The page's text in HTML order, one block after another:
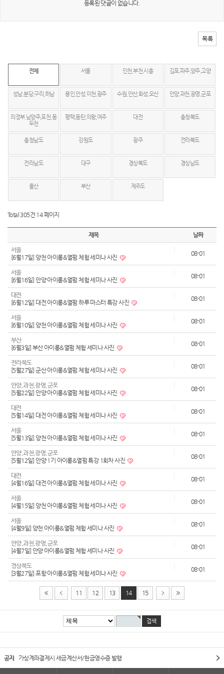
등록된 댓글이 없습니다.
목록
전체 서울 인천,부천,시흥 김포,파주,양주,고양
성남,분당,구리,하남 용인,안성,이천,광주 수원,안산,화성,오산 안양,과천,광명,군포
의정부,남양주,포천,동
두천
평택,동탄,의왕,여주 대전 충청북도
충청남도 강원도 광주 전라북도
전라남도 대구 경상북도 경상남도
울산 부산 제주도
Total 305건 14 페이지
제목 날짜
서울
[6월17일] 양천 아이롱&열펌 체험 세미나 사진
08-01
서울
[6월16일] 안양 아이롱&열펌 체험 세미나 사진
08-01
대전
[6월12일] 대전 아이롱&열펌 하루 마스터 특강 사진
08-01
서울
[6월10일] 양천 아이롱&열펌 체험 세미나 사진
08-01
부산
[6월3일] 부산 아이롱&열펌 체험 세미나 사진
08-01
전라북도
[5월27일] 군산 아이롱&열펌 체험 세미나 사진
08-01
안양,과천,광명,군포
[5월22일] 안양 아이롱&열펌 체험 세미나 사진
08-01
대전
[5월14일] 대전 아이롱&열펌 체험 세미나 사진
08-01
서울
[5월13일] 양천 아이롱&열펌 체험 세미나 사진
08-01
안양,과천,광명,군포
[5월12일] 안양 1기 아이롱&열펌 특강 1회차 사진
08-01
대전
[4월16일] 대전 아이롱&열펌 체험 세미나 사진
08-01
서울
[4월15일] 양천 아이롱&열펌 체험 세미나 사진
08-01
서울
[4월9일] 양천 아이롱&열펌 체험 세미나 사진
08-01
안양,과천,광명,군포
[4월7일] 안양 아이롱&열펌 체험 세미나 사진
08-01
경상북도
[3월27일] 포항 아이롱&열펌 체험 세미나 사진
08-01
11 12 13 14 15
공지 가상계좌결제시 세금계산서/현금영수증 발행